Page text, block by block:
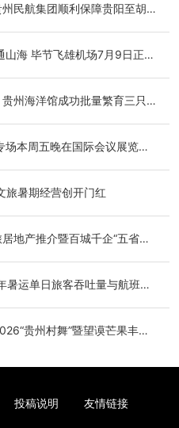
民航集团顺利保障贵阳至胡
山海 毕节飞雄机场7月9日正式
州海洋馆成功批量繁育三只
场本周五晚在国际会议展览中
旅暑期经营创开门红
地产推介暨百城千企“五省
运单日旅客吞吐量与航班起
贵州村舞”暨望谟芒果丰收
投稿说明 友情链接